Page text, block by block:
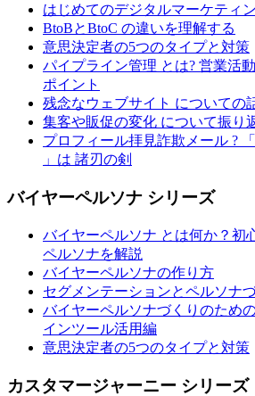
はじめてのデジタルマーケティ
BtoBとBtoC の違いを理解する
意思決定者の5つのタイプと対策
パイプライン管理 とは? 営業活
ポイント
残念なウェブサイト についての
集客や販促の変化 について振り
プロフィール拝見詐欺メール ?
」は 諸刃の剣
バイヤーペルソナ シリーズ
バイヤーペルソナ とは何か？初
ペルソナを解説
バイヤーペルソナの作り方
セグメンテーションとペルソナ
バイヤーペルソナづくりのため
インツール活用編
意思決定者の5つのタイプと対策
カスタマージャーニー シリーズ